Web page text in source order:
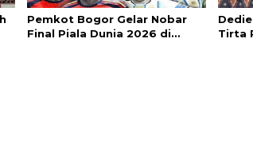
Pemkot Bogor Gelar Nobar
Final Piala Dunia 2026 di
Tirta